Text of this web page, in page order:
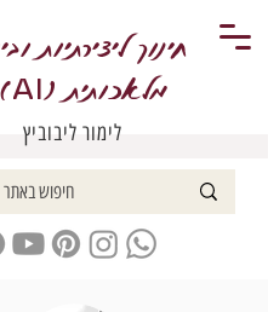
חינוך ליצירתיות
מלאכותית (AI
)
לימור ליבוביץ